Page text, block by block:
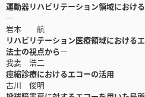
運動器リハビリテーション領域におけ
―
岩本 航
リハビリテーション医療領域におけ
法士の視点から―
我妻 浩二
痙縮診療におけるエコーの活用
古川 俊明